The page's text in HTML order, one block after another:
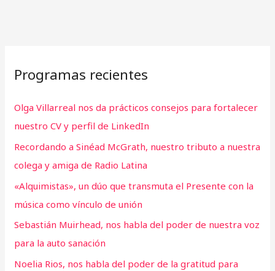
Programas recientes
Olga Villarreal nos da prácticos consejos para fortalecer
nuestro CV y perfil de LinkedIn
Recordando a Sinéad McGrath, nuestro tributo a nuestra
colega y amiga de Radio Latina
«Alquimistas», un dúo que transmuta el Presente con la
música como vínculo de unión
Sebastián Muirhead, nos habla del poder de nuestra voz
para la auto sanación
Noelia Rios, nos habla del poder de la gratitud para